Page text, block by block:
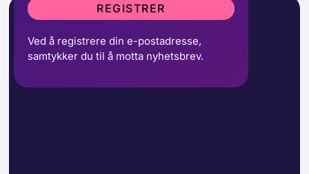
REGISTRER
Ved å registrere din e-postadresse,
samtykker du til å motta nyhetsbrev.